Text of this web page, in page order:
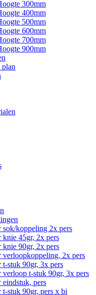
300mm
400mm
500mm
600mm
700mm
900mm
plan
sok/koppeling 2x pers
knie 45gr, 2x pers
knie 90gr, 2x pers
verloopkoppeling, 2x pers
t-stuk 90gr, 3x pers
verloop t-stuk 90gr, 3x pers
eindstuk, pers
t-stuk 90gr, pers x bi